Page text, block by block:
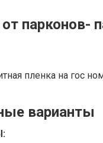
парконов-
варианты